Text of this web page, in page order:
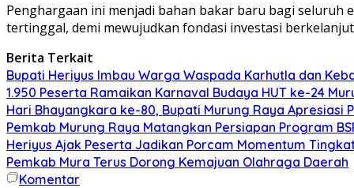
Penghargaan ini menjadi bahan bakar baru bagi seluruh
tertinggal, demi mewujudkan fondasi investasi
Berita Terkait
Bupati Heriyus Imbau Warga Waspada Karhutla dan
1.950 Peserta Ramaikan Karnaval Budaya HUT ke-24
Hari Bhayangkara ke-80, Bupati Murung Raya Apresiasi
Pemkab Murung Raya Matangkan Persiapan Program
Heriyus Ajak Peserta Jadikan Porcam Momentum
Pemkab Mura Terus Dorong Kemajuan Olahraga Daerah
Komentar